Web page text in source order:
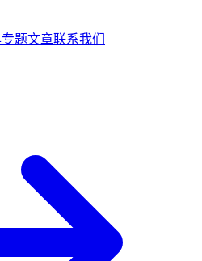
专题文章联系我们